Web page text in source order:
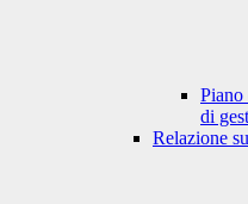
Piano
di
Relazione